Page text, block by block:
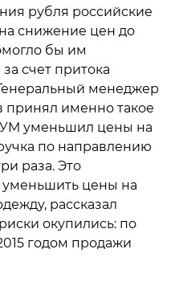
рубля российские
снижение цен до
бы им
счет притока
менеджер
именно такое
уменьшил цены на
по направлению
раза. Это
уменьшить цены на
рассказал
окупились: по
годом продажи